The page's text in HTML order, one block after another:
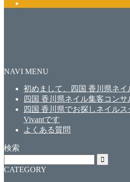
NAVI MENU
初めまして、四国 香川県ネイ
四国 香川県ネイル集客コン
四国 香川県でお探しネイル
Vivantです
よくある質問
検索
CATEGORY